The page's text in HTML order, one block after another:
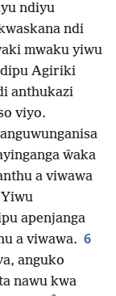
ndiyu
ndi
mwaku yiwu
Agiriki
anthukazi
viyo.
anguwunganisa
ŵaka
a viwawa
apenjanga
a viwawa. 6
anguko
nawu kwa